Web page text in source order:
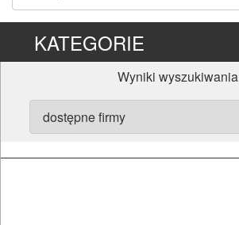
KATEGORIE
Wyniki wyszukiwania